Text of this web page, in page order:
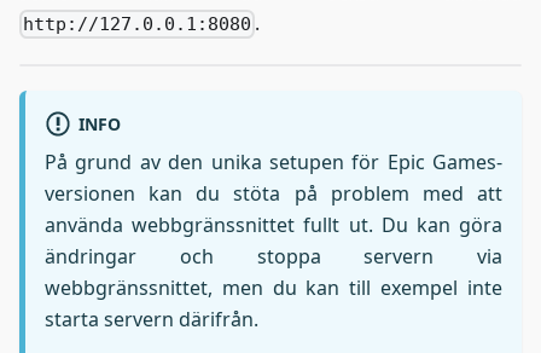
http://127.0.0.1:8080 .
INFO
På grund av den unika setupen för Epic Games-
versionen kan du stöta på problem med att
använda webbgränssnittet fullt ut. Du kan göra
ändringar och stoppa servern via
webbgränssnittet, men du kan till exempel inte
starta servern därifrån.